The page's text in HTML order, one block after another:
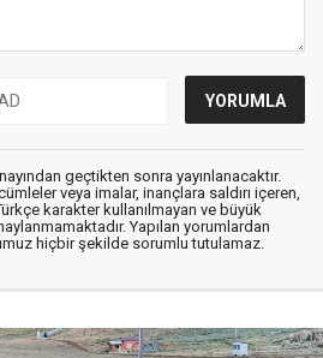
geçtikten sonra yayınlanacaktır.
veya imalar, inançlara saldırı içeren,
karakter kullanılmayan ve büyük
Yapılan yorumlardan
hiçbir şekilde sorumlu tutulamaz.